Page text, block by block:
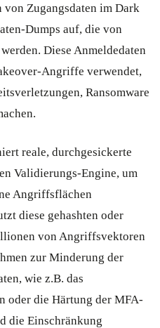
Zugangsdaten im Dark
Dumps auf, die von
Diese Anmeldedaten
Angriffe verwendet,
Ransomware
reale, durchgesickerte
Validierungs-Engine, um
Angriffsflächen
diese gehashten oder
von Angriffsvektoren
zur Minderung der
wie z.B. das
oder die Härtung der MFA-
die Einschränkung